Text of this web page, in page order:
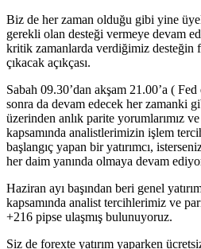
Biz de her zaman olduğu gibi yine
gerekli olan desteği vermeye devam
kritik zamanlarda verdiğimiz desteğin
çıkacak açıkçası.
Sabah 09.30’dan akşam 21.00’a ( Fed
sonra da devam edecek her zamanki
üzerinden anlık parite yorumlarımız
kapsamında analistlerimizin işlem
başlangıç yapan bir yatırımcı,
her daim yanında olmaya devam
Haziran ayı başından beri genel
kapsamında analist tercihlerimiz ve
+216 pipse ulaşmış bulunuyoruz.
Siz de forexte yatırım yaparken